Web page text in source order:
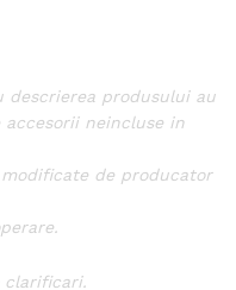
descrierea produsului au
neincluse in
de producator
clarificari.